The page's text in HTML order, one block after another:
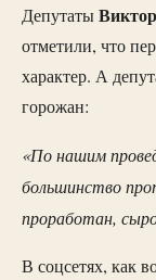
Депутаты
отметили, что
характер. А
горожан:
«По нашим
большинство
проработан,
В соцсетях, как